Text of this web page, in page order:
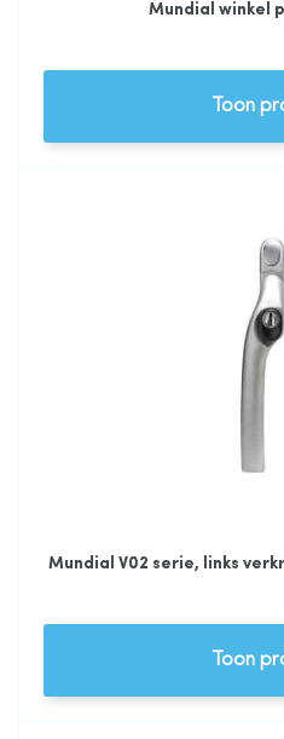
Mundial winkel
Toon
Mundial V02 serie, links
Toon